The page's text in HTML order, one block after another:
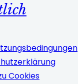
Cookies